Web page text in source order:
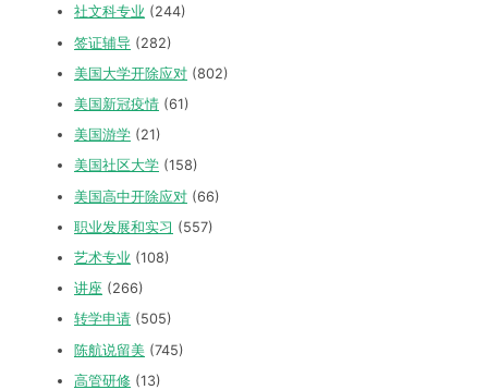
社文科专业 (244)
签证辅导 (282)
美国大学开除应对 (802)
美国新冠疫情 (61)
美国游学 (21)
美国社区大学 (158)
美国高中开除应对 (66)
职业发展和实习 (557)
艺术专业 (108)
讲座 (266)
转学申请 (505)
陈航说留美 (745)
高管研修 (13)